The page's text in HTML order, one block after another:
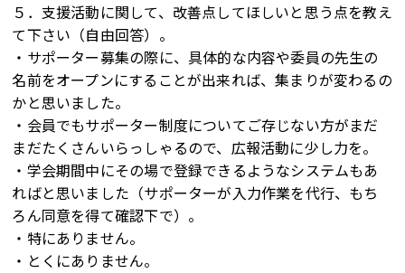
５．支援活動に関して、改善点してほしいと思う点を教え
て下さい（自由回答）。
・サポーター募集の際に、具体的な内容や委員の先生の
名前をオープンにすることが出来れば、集まりが変わるの
かと思いました。
・会員でもサポーター制度についてご存じない方がまだ
まだたくさんいらっしゃるので、広報活動に少し力を。
・学会期間中にその場で登録できるようなシステムもあ
ればと思いました（サポーターが入力作業を代行、もち
ろん同意を得て確認下で）。
・特にありません。
・とくにありません。